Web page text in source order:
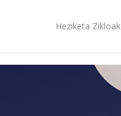
Heziketa Zikloak